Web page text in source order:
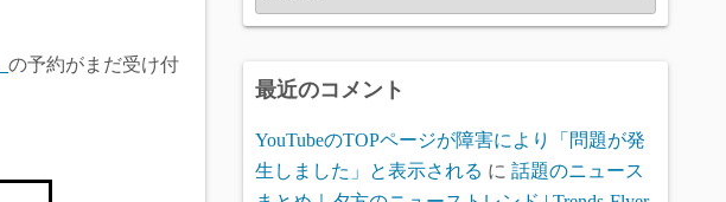
の予約がまだ受け付
ー
ブ
最近のコメント
YouTubeのTOPページが障害により「問題が発
生しました」と表示される に 話題のニュース